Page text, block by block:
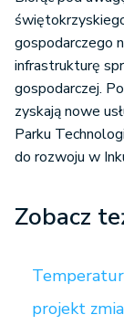
gospodarczego
infrastrukturę
gospodarczej.
zyskają nowe
Parku
do rozwoju w
Zobacz
projekt